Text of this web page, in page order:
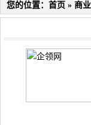
您的位置： 首页 » 商